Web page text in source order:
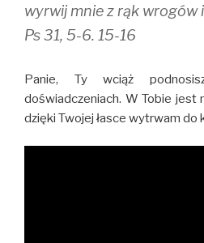
wyrwij mnie z rąk wrogów
Ps 31, 5-6. 15-16
Panie, Ty wciąż
doświadczeniach. W Tobie jest
dzięki Twojej łasce wytrwam do